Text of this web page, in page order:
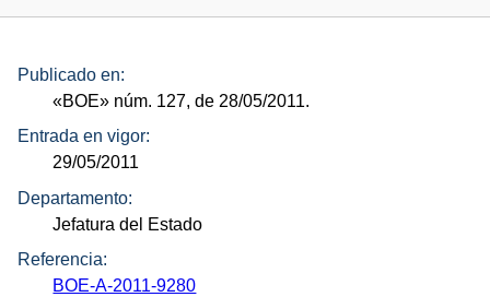
Publicado en:
«BOE» núm. 127, de 28/05/2011.
Entrada en vigor:
29/05/2011
Departamento:
Jefatura del Estado
Referencia:
BOE-A-2011-9280